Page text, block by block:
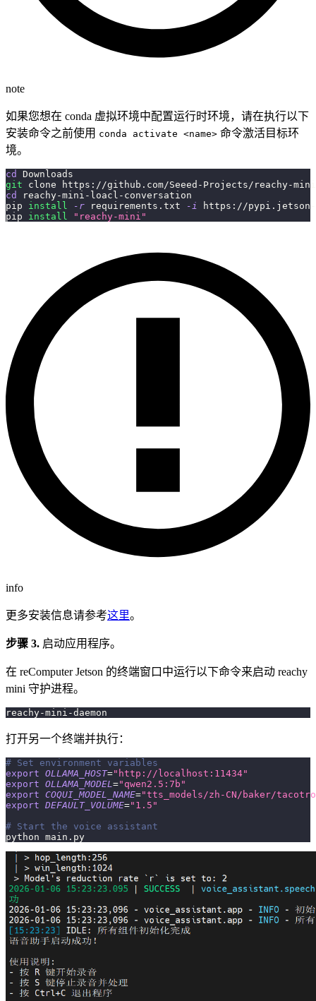
note
如果您想在 conda 虚拟环境中配置运行时环境，请在执行以下
安装命令之前使用 conda activate <name> 命令激活目标环
境。
cd
Downloads
git clone https://github.com/Seeed-Projects/reachy-
cd
reachy-mini-loacl-conversation
pip install -r requirements.txt -i
https://
pip install "reachy-mini"
info
更多安装信息请参考这里。
步骤 3. 启动应用程序。
在 reComputer Jetson 的终端窗口中运行以下命令来启动 reachy
mini 守护进程。
reachy-mini-daemon
打开另一个终端并执行：
# Set environment variables
export OLLAMA_HOST="http://localhost:11434"
export OLLAMA_MODEL="qwen2.5:7b"
export COQUI_MODEL_NAME="tts_models/zh-CN/baker/
export DEFAULT_VOLUME="1.5"
# Start the voice assistant
python main.py